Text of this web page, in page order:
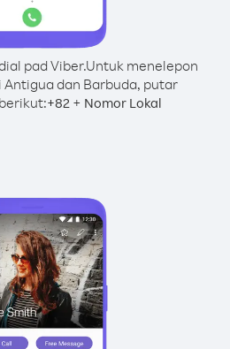
pad Viber.Untuk menelepon
Antigua dan Barbuda, putar
+82 + Nomor Lokal